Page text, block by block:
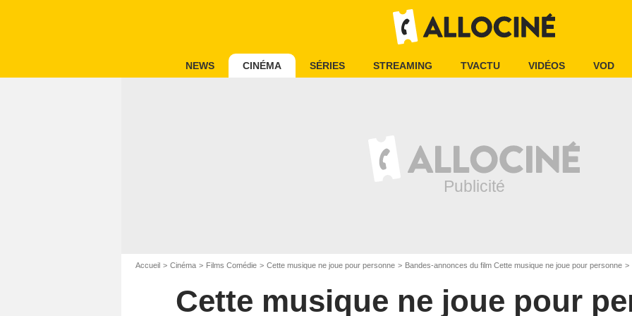
NEWS CINÉMA SÉRIES STREAMING TVACTU VIDÉOS VOD
Accueil Cinéma Films Comédie Cette musique ne joue pour personne Bandes-annonces du film Cette musique ne joue pour personne
Cette musique ne joue pour